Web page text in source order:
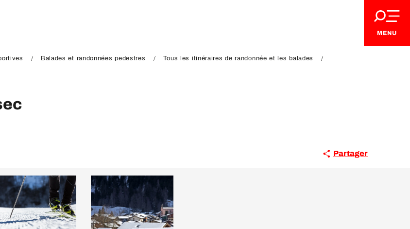
MENU
Balades et randonnées pedestres
Tous les itinéraires de randonnée et les balades
Partager